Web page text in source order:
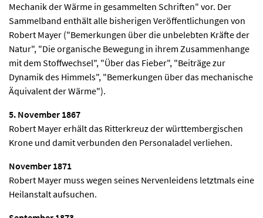
Mechanik der Wärme in gesammelten Schriften" vor. Der
Sammelband enthält alle bisherigen Veröffentlichungen von
Robert Mayer ("Bemerkungen über die unbelebten Kräfte der
Natur", "Die organische Bewegung in ihrem Zusammenhange
mit dem Stoffwechsel", "Über das Fieber", "Beiträge zur
Dynamik des Himmels", "Bemerkungen über das mechanische
Äquivalent der Wärme").
5. November 1867
Robert Mayer erhält das Ritterkreuz der württembergischen
Krone und damit verbunden den Personaladel verliehen.
November 1871
Robert Mayer muss wegen seines Nervenleidens letztmals eine
Heilanstalt aufsuchen.